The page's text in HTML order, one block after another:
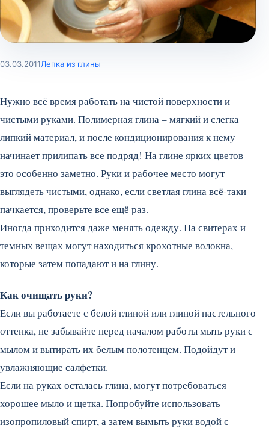
03.03.2011Лепка из глины
Нужно всё время работать на чистой поверхности и
чистыми руками. Полимерная глина – мягкий и слегка
липкий материал, и после кондиционирования к нему
начинает прилипать все подряд! На глине ярких цветов
это особенно заметно. Руки и рабочее место могут
выглядеть чистыми, однако, если светлая глина всё-таки
пачкается, проверьте все ещё раз.
Иногда приходится даже менять одежду. На свитерах и
темных вещах могут находиться крохотные волокна,
которые затем попадают и на глину.
Как очищать руки?
Если вы работаете с белой глиной или глиной пастельного
оттенка, не забывайте перед началом работы мыть руки с
мылом и вытирать их белым полотенцем. Подойдут и
увлажняющие салфетки.
Если на руках осталась глина, могут потребоваться
хорошее мыло и щетка. Попробуйте использовать
изопропиловый спирт, а затем вымыть руки водой с